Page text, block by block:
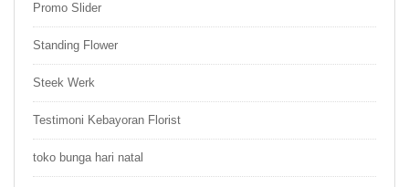
Promo Slider
Standing Flower
Steek Werk
Testimoni Kebayoran Florist
toko bunga hari natal